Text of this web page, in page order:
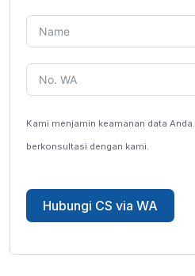
Kami menjamin keamanan data Anda.
berkonsultasi dengan kami.
Hubungi CS via WA